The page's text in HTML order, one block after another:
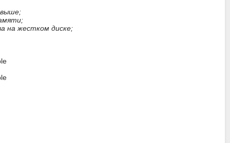
выше;
на жестком диске;